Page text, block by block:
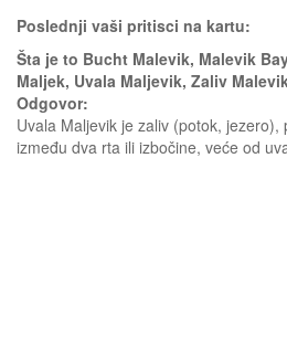
Poslednji vaši pritisci na kartu:
Šta je to Bucht Malevik, Malevik
Maljek, Uvala Maljevik, Zaliv
Odgovor:
Uvala Maljevik je zaliv (potok, jezero),
između dva rta ili izbočine, veće od